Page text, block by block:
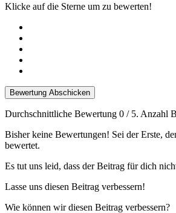
Klicke auf die Sterne um zu bewerten!
Bewertung Abschicken
Durchschnittliche Bewertung 0 / 5. Anzahl
Bisher keine Bewertungen! Sei der Erste,
bewertet.
Es tut uns leid, dass der Beitrag für dich
Lasse uns diesen Beitrag verbessern!
Wie können wir diesen Beitrag verbessern?